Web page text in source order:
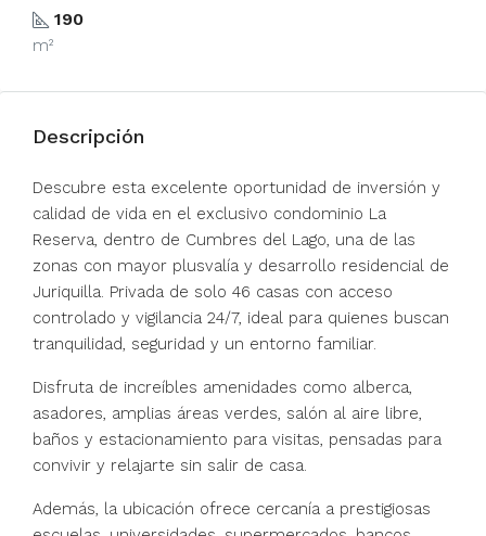
190
m²
Descripción
Descubre esta excelente oportunidad de inversión y
calidad de vida en el exclusivo condominio La
Reserva, dentro de Cumbres del Lago, una de las
zonas con mayor plusvalía y desarrollo residencial de
Juriquilla. Privada de solo 46 casas con acceso
controlado y vigilancia 24/7, ideal para quienes buscan
tranquilidad, seguridad y un entorno familiar.
Disfruta de increíbles amenidades como alberca,
asadores, amplias áreas verdes, salón al aire libre,
baños y estacionamiento para visitas, pensadas para
convivir y relajarte sin salir de casa.
Además, la ubicación ofrece cercanía a prestigiosas